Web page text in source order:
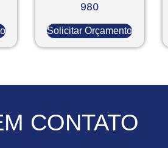
980
Solicitar Orçamento
CONTATO